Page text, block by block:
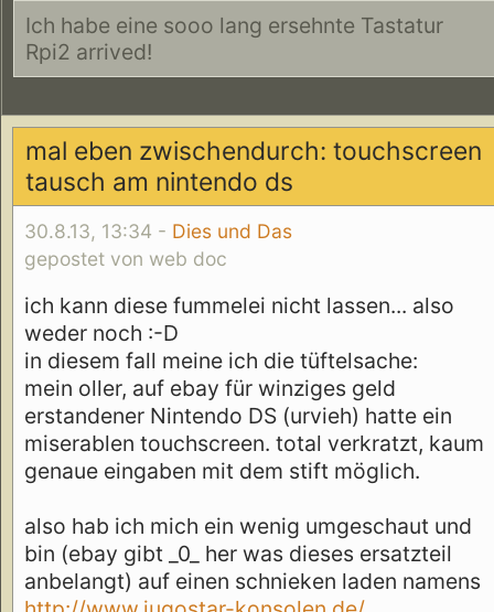
Ich habe eine sooo lang ersehnte Tastatur
Rpi2 arrived!
mal eben zwischendurch: touchscreen
tausch am nintendo ds
30.8.13, 13:34 - Dies und Das
gepostet von web doc
ich kann diese fummelei nicht lassen... also
weder noch :-D
in diesem fall meine ich die tüftelsache:
mein oller, auf ebay für winziges geld
erstandener Nintendo DS (urvieh) hatte ein
miserablen touchscreen. total verkratzt, kaum
genaue eingaben mit dem stift möglich.
also hab ich mich ein wenig umgeschaut und
bin (ebay gibt _0_ her was dieses ersatzteil
anbelangt) auf einen schnieken laden namens